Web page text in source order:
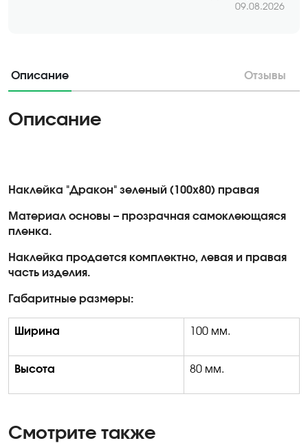
09.08.2026
Описание Отзывы
Описание
Наклейка "Дракон" зеленый (100х80) правая
Материал основы – прозрачная самоклеющаяся
пленка.
Наклейка продается комплектно, левая и правая
часть изделия.
Габаритные размеры:
Ширина 100 мм.
Высота 80 мм.
Смотрите также